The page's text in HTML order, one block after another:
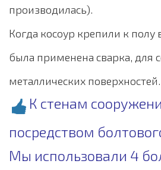
производилась).
Когда косоур крепили к полу
была применена сварка, для
металлических поверхностей.
К стенам
посредством
Мы использовали 4